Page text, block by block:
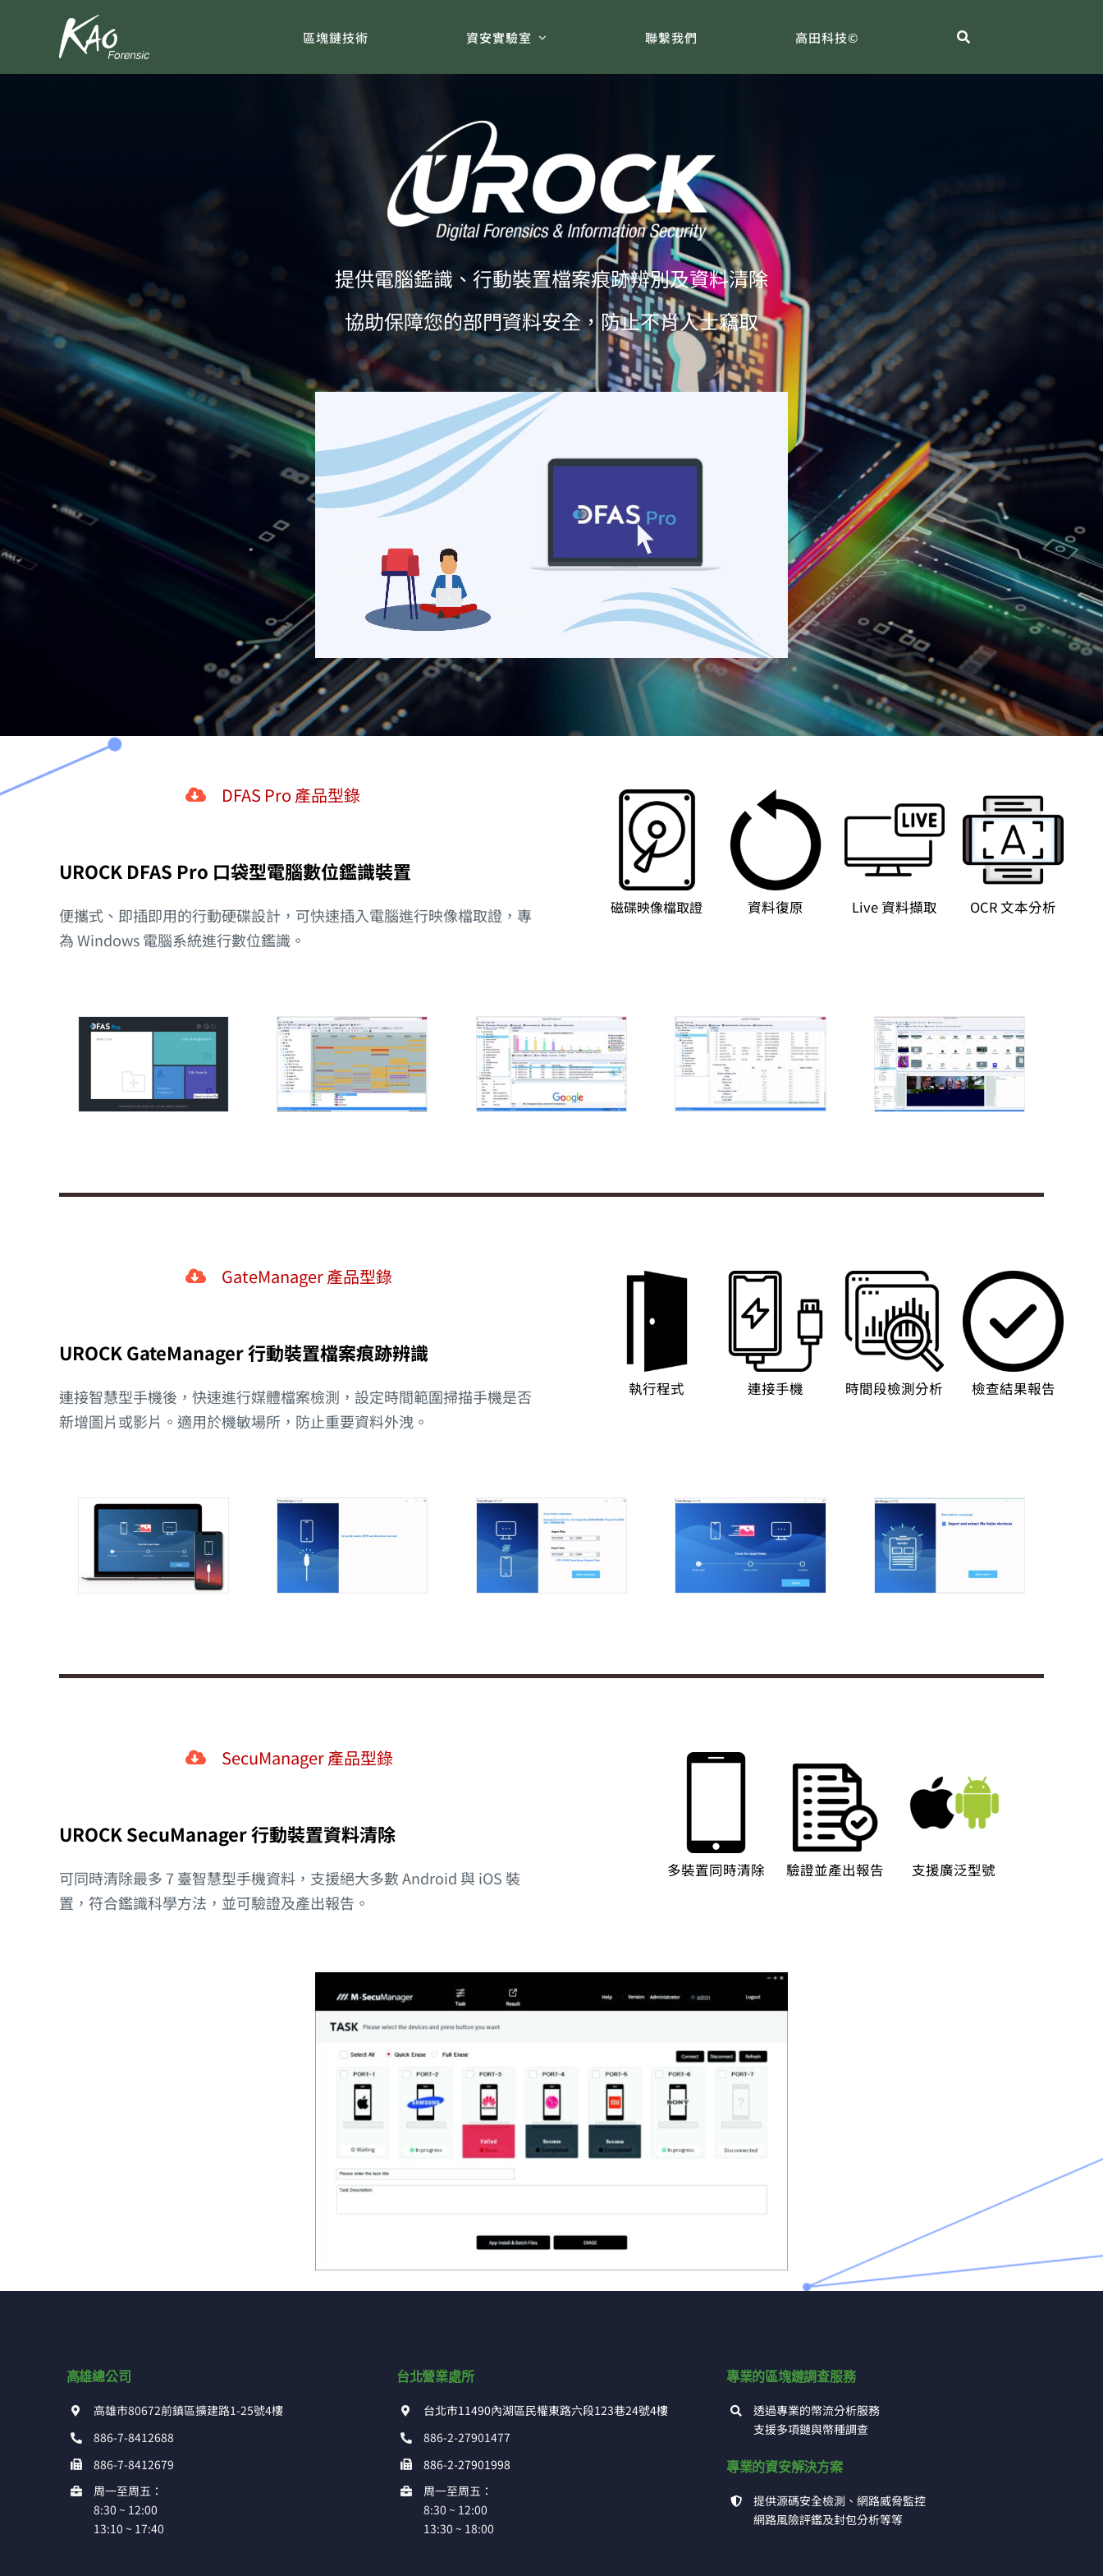
區塊鏈技術 資安實驗室 聯繫我們 高田科技©
提供電腦鑑識、行動裝置檔案痕跡辨別及資料清除
協助保障您的部門資料安全，防止不肖人士竊取
DFAS Pro 產品型錄
UROCK DFAS Pro 口袋型電腦數位鑑識裝置
便攜式、即插即用的行動硬碟設計，可快速插入電腦進行映像檔取證，專
為 Windows 電腦系統進行數位鑑識。
磁碟映像檔取證 資料復原 Live 資料擷取 OCR 文本分析
GateManager 產品型錄
UROCK GateManager 行動裝置檔案痕跡辨識
連接智慧型手機後，快速進行媒體檔案檢測，設定時間範圍掃描手機是否
新增圖片或影片。適用於機敏場所，防止重要資料外洩。
執行程式 連接手機 時間段檢測分析 檢查結果報告
SecuManager 產品型錄
UROCK SecuManager 行動裝置資料清除
可同時清除最多 7 臺智慧型手機資料，支援絕大多數 Android 與 iOS 裝
置，符合鑑識科學方法，並可驗證及產出報告。
多裝置同時清除 驗證並產出報告 支援廣泛型號
高雄總公司
高雄市80672前鎮區擴建路1-25號4樓
886-7-8412688
886-7-8412679
周一至周五：
8:30 ~ 12:00
13:10 ~ 17:40
台北營業處所
台北市11490內湖區民權東路六段123巷24號4樓
886-2-27901477
886-2-27901998
周一至周五：
8:30 ~ 12:00
13:30 ~ 18:00
專業的區塊鏈調查服務
透過專業的幣流分析服務
支援多項鏈與幣種調查
專業的資安解決方案
提供源碼安全檢測、網路威脅監控
網路風險評鑑及封包分析等等